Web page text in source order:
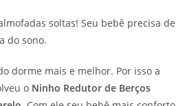
soltas! Seu bebê precisa de
do sono.
dorme mais e melhor. Por isso a
o Ninho Redutor de Berços